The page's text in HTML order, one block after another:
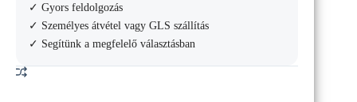
mennyiség
✓ Gyors feldolgozás
✓ Személyes átvétel vagy GLS szállítás
✓ Segítünk a megfelelő választásban